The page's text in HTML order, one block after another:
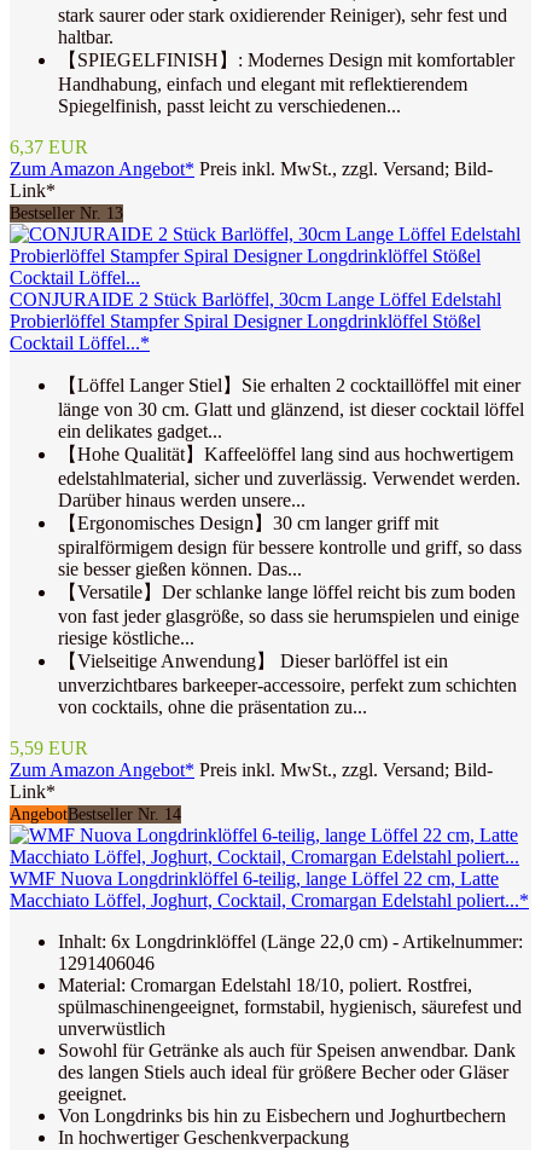
stark saurer oder stark oxidierender Reiniger), sehr fest und
haltbar.
【SPIEGELFINISH】: Modernes Design mit komfortabler
Handhabung, einfach und elegant mit reflektierendem
Spiegelfinish, passt leicht zu verschiedenen...
6,37 EUR
Zum Amazon Angebot* Preis inkl. MwSt., zzgl. Versand; Bild-
Link*
Bestseller Nr. 13
CONJURAIDE 2 Stück Barlöffel, 30cm Lange Löffel Edelstahl
Probierlöffel Stampfer Spiral Designer Longdrinklöffel Stößel
Cocktail Löffel...*
【Löffel Langer Stiel】Sie erhalten 2 cocktaillöffel mit einer
länge von 30 cm. Glatt und glänzend, ist dieser cocktail löffel
ein delikates gadget...
【Hohe Qualität】Kaffeelöffel lang sind aus hochwertigem
edelstahlmaterial, sicher und zuverlässig. Verwendet werden.
Darüber hinaus werden unsere...
【Ergonomisches Design】30 cm langer griff mit
spiralförmigem design für bessere kontrolle und griff, so dass
sie besser gießen können. Das...
【Versatile】Der schlanke lange löffel reicht bis zum boden
von fast jeder glasgröße, so dass sie herumspielen und einige
riesige köstliche...
【Vielseitige Anwendung】 Dieser barlöffel ist ein
unverzichtbares barkeeper-accessoire, perfekt zum schichten
von cocktails, ohne die präsentation zu...
5,59 EUR
Zum Amazon Angebot* Preis inkl. MwSt., zzgl. Versand; Bild-
Link*
AngebotBestseller Nr. 14
WMF Nuova Longdrinklöffel 6-teilig, lange Löffel 22 cm, Latte
Macchiato Löffel, Joghurt, Cocktail, Cromargan Edelstahl poliert...*
Inhalt: 6x Longdrinklöffel (Länge 22,0 cm) - Artikelnummer:
1291406046
Material: Cromargan Edelstahl 18/10, poliert. Rostfrei,
spülmaschinengeeignet, formstabil, hygienisch, säurefest und
unverwüstlich
Sowohl für Getränke als auch für Speisen anwendbar. Dank
des langen Stiels auch ideal für größere Becher oder Gläser
geeignet.
Von Longdrinks bis hin zu Eisbechern und Joghurtbechern
In hochwertiger Geschenkverpackung